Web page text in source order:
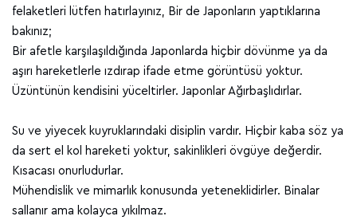
felaketleri lütfen hatırlayınız, Bir de Japonların yaptıklarına
bakınız;
Bir afetle karşılaşıldığında Japonlarda hiçbir dövünme ya da
aşırı hareketlerle ızdırap ifade etme görüntüsü yoktur.
Üzüntünün kendisini yüceltirler. Japonlar Ağırbaşlıdırlar.
Su ve yiyecek kuyruklarındaki disiplin vardır. Hiçbir kaba söz ya
da sert el kol hareketi yoktur, sakinlikleri övgüye değerdir.
Kısacası onurludurlar.
Mühendislik ve mimarlık konusunda yeteneklidirler. Binalar
sallanır ama kolayca yıkılmaz.